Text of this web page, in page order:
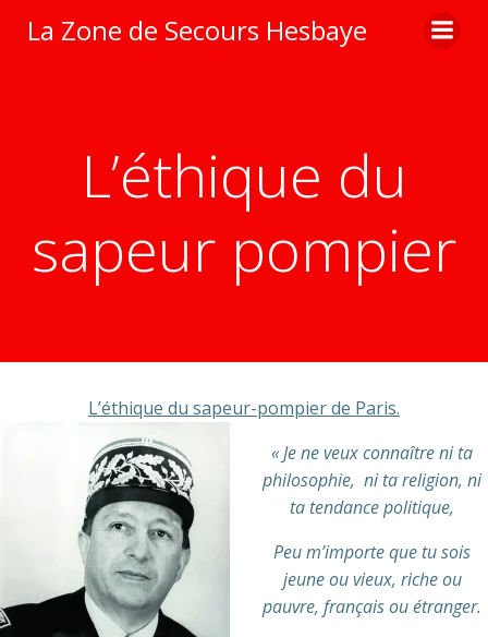
au
La Zone de Secours Hesbaye
L’éthique du
sapeur pompier
L’éthique du sapeur-pompier de Paris.
« Je ne veux connaître ni ta
philosophie, ni ta religion, ni
ta tendance politique,
Peu m’importe que tu sois
jeune ou vieux, riche ou
pauvre, français ou étranger.